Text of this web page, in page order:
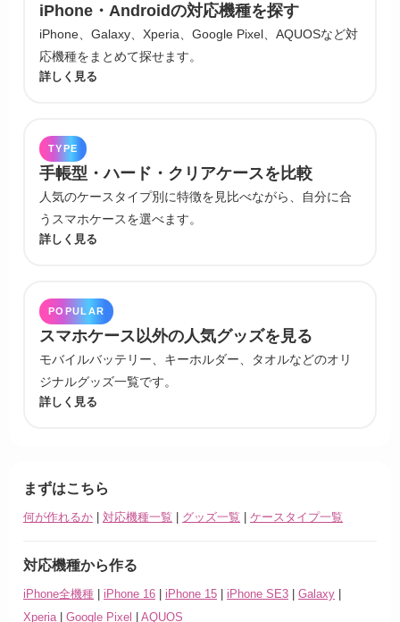
iPhone・Androidの対応機種を探す
iPhone、Galaxy、Xperia、Google Pixel、AQUOSなど対
応機種をまとめて探せます。
詳しく見る
TYPE
手帳型・ハード・クリアケースを比較
人気のケースタイプ別に特徴を見比べながら、自分に合
うスマホケースを選べます。
詳しく見る
POPULAR
スマホケース以外の人気グッズを見る
モバイルバッテリー、キーホルダー、タオルなどのオリ
ジナルグッズ一覧です。
詳しく見る
まずはこちら
何が作れるか | 対応機種一覧 | グッズ一覧 | ケースタイプ一覧
対応機種から作る
iPhone全機種 | iPhone 16 | iPhone 15 | iPhone SE3 | Galaxy |
Xperia | Google Pixel | AQUOS